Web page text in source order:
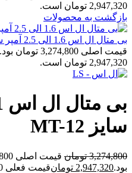
2,947,320 تومان است.
بازگشت به محصولات
بی متال ال اس 1.6 الی 2.5 آمپر سایز MT-12
قیمت اصلی 3,274,800 تومان بود.
2,947,320 تومان است.
سایز MT-12
3,274,800 تومان
بود.2,947,320 تومانقیمت فعلی 2,947,320 تومان است.